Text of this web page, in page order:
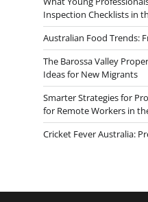
Inspection Checklists in
Australian Food Trends:
The Barossa Valley
Ideas for New Migrants
Smarter Strategies for
for Remote Workers in
Cricket Fever Australia: